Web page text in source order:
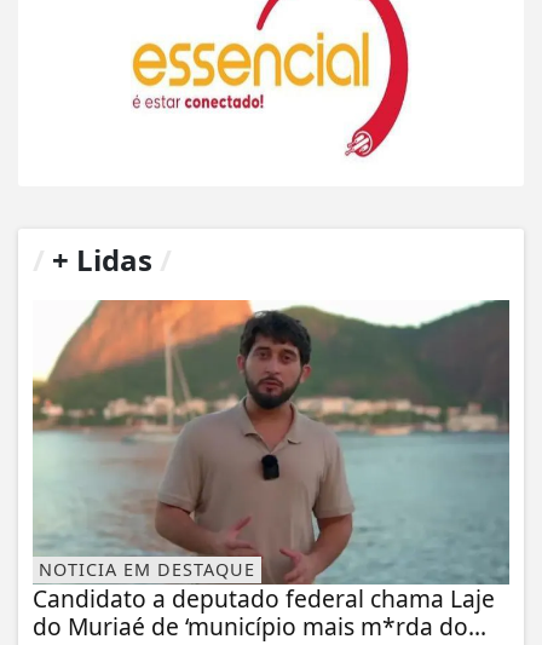
+ Lidas
NOTICIA EM DESTAQUE
Candidato a deputado federal chama Laje
do Muriaé de ‘município mais m*rda do...